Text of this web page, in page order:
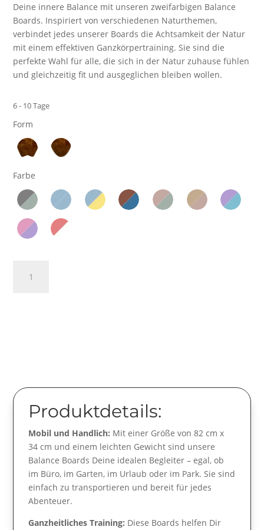
Deine innere Balance mit unseren zweifarbigen Balance
Boards. Inspiriert von verschiedenen Naturthemen,
verbindet jedes unserer Boards die Achtsamkeit der Natur
mit einem effektiven Ganzkörpertraining. Sie sind die
perfekte Wahl für alle, die sich in der Natur zuhause fühlen
und gleichzeitig fit und ausgeglichen bleiben wollen.
6 - 10 Tage
Form
Farbe
Board
Produktdetails:
Mobil und Handlich: Mit einer Größe von 82 cm x
34 cm und einem leichten Gewicht sind unsere
Balance Boards Deine idealen Begleiter – egal, ob
im Büro, im Garten, im Urlaub oder im Park. Sie sind
einfach zu transportieren und bereit für jedes
Abenteuer.
Ganzheitliches Training: Diese Boards helfen Dir